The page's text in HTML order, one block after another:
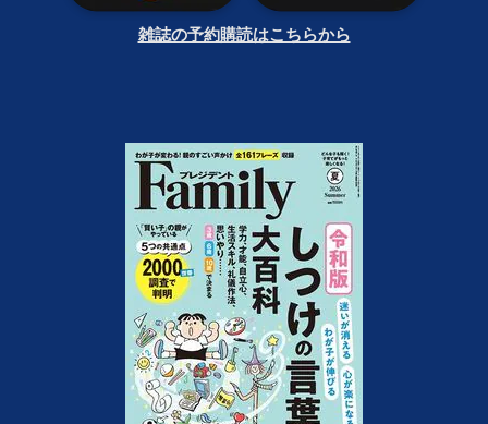
雑誌の予約購読はこちらから